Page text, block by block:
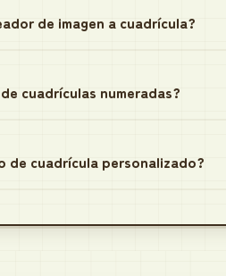
de imagen a cuadrícula?
cuadrículas numeradas?
de cuadrícula personalizado?